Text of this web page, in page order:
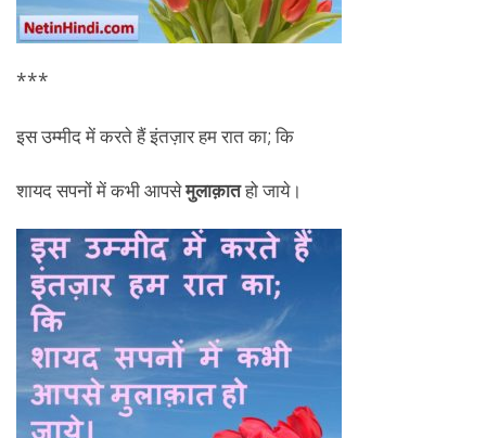
***
इस उम्मीद में करते हैं इंतज़ार हम रात का; कि
शायद सपनों में कभी आपसेमुलाक़ातहो जाये।